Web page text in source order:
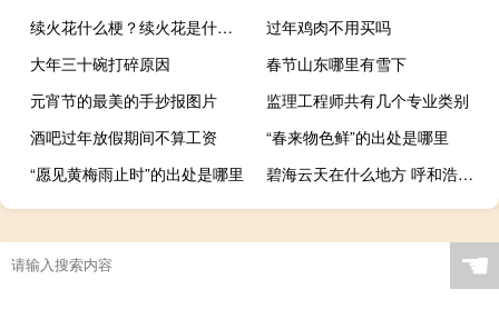
续火花什么梗？续火花是什么意思什么梗
过年鸡肉不用买吗
大年三十碗打碎原因
春节山东哪里有雪下
元宵节的最美的手抄报图片
监理工程师共有几个专业类别
酒吧过年放假期间不算工资
“春来物色鲜”的出处是哪里
“愿见黄梅雨止时”的出处是哪里
碧海云天在什么地方 呼和浩特碧海云天
☚